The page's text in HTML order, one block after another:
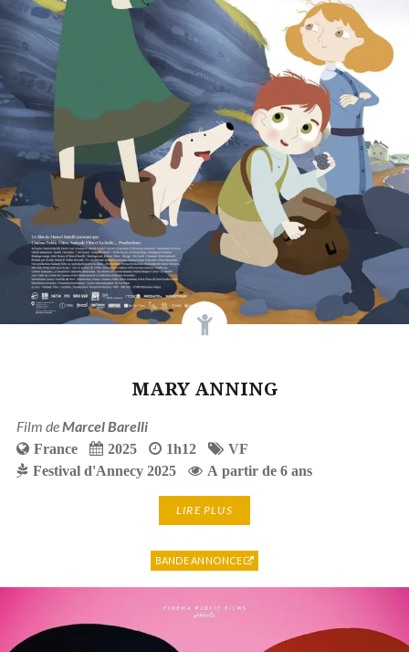
MARY ANNING
Film de Marcel Barelli
France 2025 1h12
VF
Festival d'Annecy 2025
A partir de 6 ans
LIRE PLUS
BANDE ANNONCE